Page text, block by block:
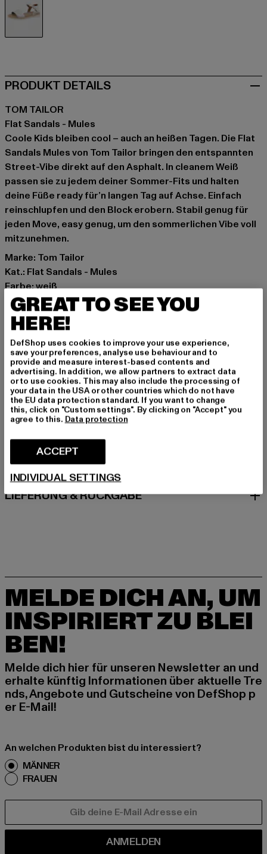
PRODUKT DETAILS
TOM TAILOR
Flat Sandals - Mules
Coole Kids bleiben cool – auch an heißen Tagen. Die Flat
Sandals Mules von Tom Tailor bringen den entspannten
Street-Vibe direkt auf den Asphalt. In cleanem Weiß
passen sie zu jedem deiner Sommer-Fits und halten
deine Füße ready für’n langen Tag auf Achse. Einfach
reinschlupfen und den Block erobern. Stabil genug für
jeden Move, easy genug, um den sommerlichen Vibe voll
mitzunehmen.
Marke: Tom Tailor
Kat.: Flat Sandals - Mules
Farbe: weiß
Hersteller Farbe: white
Obermaterial: sonstiges Material
Innenfutter: Textil
Art.Nr: 7470090016-00220
Hersteller: Supremo Shoes & Boots GmbH |
info@supremo-shoes.de
Blocksbergstraße 174 | 66955 Pirmasens | DE
GRÖSSE & PASSFORM
PFLEGEHINWEISE
LIEFERUNG & RÜCKGABE
MELDE DICH AN, UM
INSPIRIERT ZU BLEI
BEN!
Melde dich hier für unseren Newsletter an und
erhalte künftig Informationen über aktuelle Tre
nds, Angebote und Gutscheine von DefShop p
er E-Mail!
An welchen Produkten bist du interessiert?
MÄNNER
FRAUEN
ANMELDEN
GREAT TO SEE YOU
HERE!
DefShop uses cookies to improve your use experience,
save your preferences, analyse use behaviour and to
provide and measure interest-based contents and
advertising. In addition, we allow partners to extract data
or to use cookies. This may also include the processing of
your data in the USA or other countries which do not have
the EU data protection standard. If you want to change
this, click on "Custom settings". By clicking on "Accept" you
agree to this. Data protection
ACCEPT
INDIVIDUAL SETTINGS